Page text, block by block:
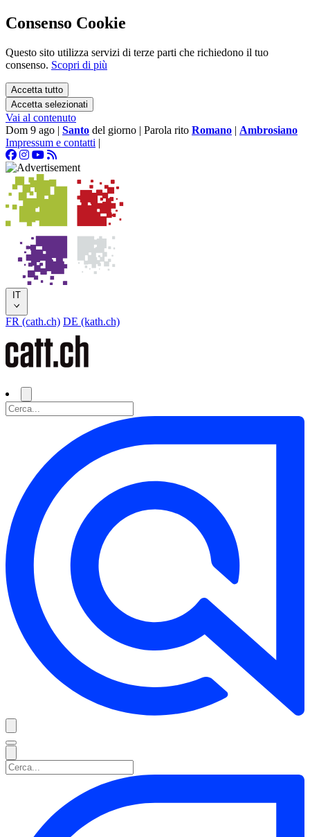
Consenso Cookie
Questo sito utilizza servizi di terze parti che richiedono il tuo
consenso. Scopri di più
Accetta tutto
Accetta selezionati
Vai al contenuto
Dom 9 ago | Santo del giorno | Parola rito Romano | Ambrosiano
Impressum e contatti |
IT
FR (cath.ch) DE (kath.ch)